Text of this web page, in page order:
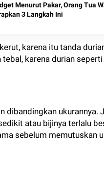
Menurut Pakar, Orang Tua
3 Langkah Ini
karena itu tanda
karena durian
dibandingkan ukurannya.
atau bijinya terlalu
sebelum memutuskan